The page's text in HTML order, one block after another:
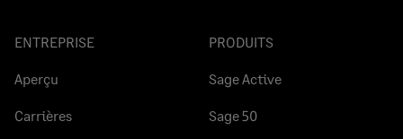
ENTREPRISE
Aperçu
Carrières
PRODUITS
Sage Active
Sage 50